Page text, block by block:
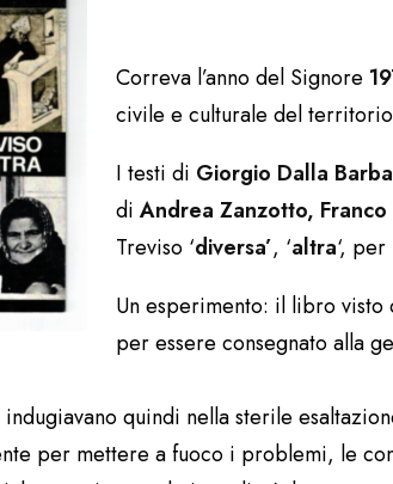
Correva l’anno del Signore
civile e culturale del
I testi di Giorgio Dalla Barba
di Andrea Zanzotto,
Treviso ‘diversa’, ‘altra‘, per
Un esperimento: il libro
per essere consegnato alla
quindi nella sterile
per mettere a fuoco i problemi, le